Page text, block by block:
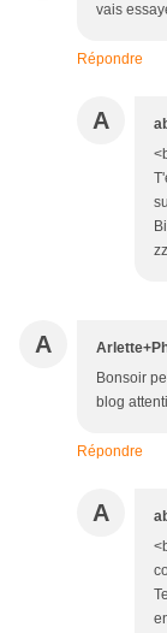
vais
Répondre
A
A
Bonsoir
blog
Répondre
A